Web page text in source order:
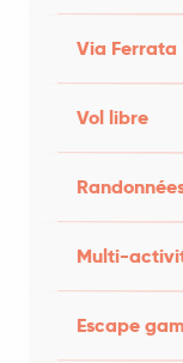
Via Ferrata
Vol libre
Multi-
Escape